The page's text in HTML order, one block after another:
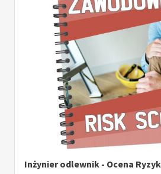
Inżynier odlewnik - Ocena